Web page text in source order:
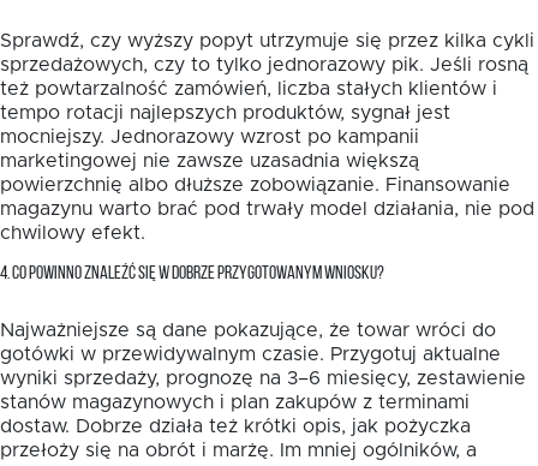
Sprawdź, czy wyższy popyt utrzymuje się przez kilka cykli
sprzedażowych, czy to tylko jednorazowy pik. Jeśli rosną
też powtarzalność zamówień, liczba stałych klientów i
tempo rotacji najlepszych produktów, sygnał jest
mocniejszy. Jednorazowy wzrost po kampanii
marketingowej nie zawsze uzasadnia większą
powierzchnię albo dłuższe zobowiązanie. Finansowanie
magazynu warto brać pod trwały model działania, nie pod
chwilowy efekt.
4. CO POWINNO ZNALEŹĆ SIĘ W DOBRZE PRZYGOTOWANYM WNIOSKU?
Najważniejsze są dane pokazujące, że towar wróci do
gotówki w przewidywalnym czasie. Przygotuj aktualne
wyniki sprzedaży, prognozę na 3–6 miesięcy, zestawienie
stanów magazynowych i plan zakupów z terminami
dostaw. Dobrze działa też krótki opis, jak pożyczka
przełoży się na obrót i marżę. Im mniej ogólników, a